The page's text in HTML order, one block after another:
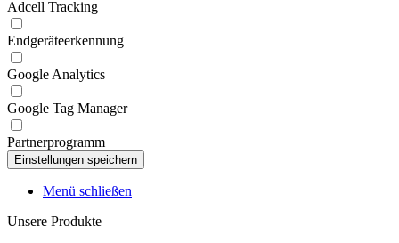
Adcell Tracking
Endgeräteerkennung
Google Analytics
Google Tag Manager
Partnerprogramm
Menü schließen
Unsere Produkte